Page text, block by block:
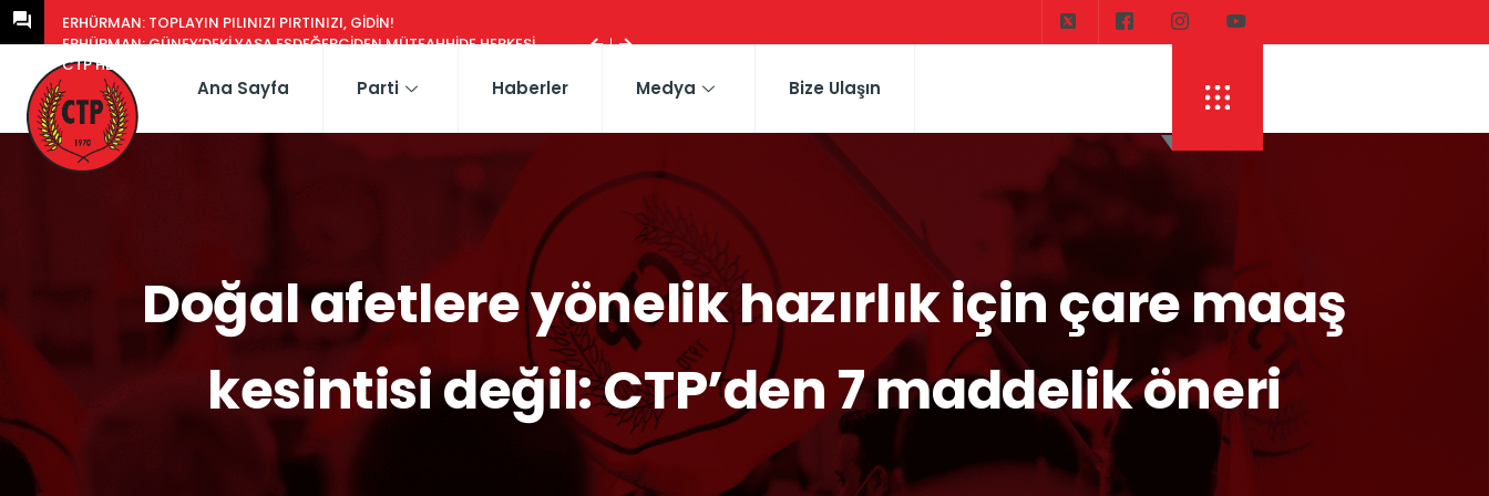
ERHÜRMAN: TOPLAYIN PILINIZI PIRTINIZI, GIDIN!
ERHÜRMAN: GÜNEY’DEKI YASA EŞDEĞERCIDEN MÜTEAHHIDE HERKESI ...
CTP HEYETI, TRAFIK EĞITIM PARKI’NI YERINDE INCELEDI
Ana Sayfa Parti Haberler Medya Bize Ulaşın
Doğal afetlere yönelik hazırlık için çare maaş
kesintisi değil: CTP’den 7 maddelik öneri